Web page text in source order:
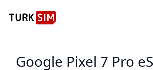
Google Pixel 7 Pro